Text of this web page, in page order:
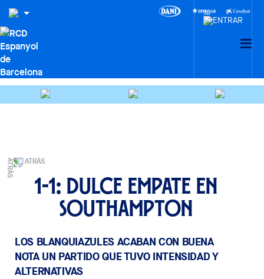
ATRÁS
1-1: Dulce empate en
Southampton
LOS BLANQUIAZULES ACABAN CON BUENA
NOTA UN PARTIDO QUE TUVO INTENSIDAD Y
ALTERNATIVAS